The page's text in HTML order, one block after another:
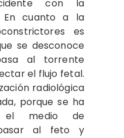
con la
En cuanto a la
es
se desconoce
al torrente
el flujo fetal.
radiológica
porque se ha
el medio de
al feto y